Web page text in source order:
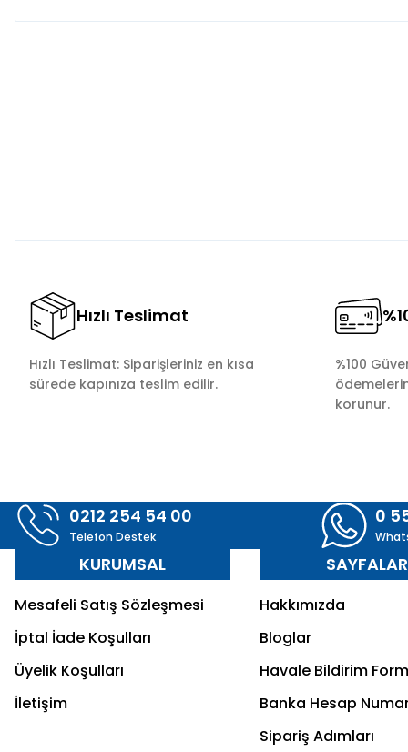
Hızlı Teslimat
Hızlı Teslimat: Siparişleriniz en kısa
sürede kapınıza teslim edilir.
%100
korunur.
0212 254 54 00
Telefon Destek
0
KURUMSAL
Mesafeli Satış Sözleşmesi
İptal İade Koşulları
Üyelik Koşulları
İletişim
SAYFALAR
Hakkımızda
Bloglar
Havale Bildirim
Banka Hesap
Sipariş Adımları